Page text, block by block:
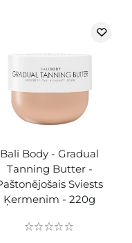
Bali Body - Gradual
Tanning Butter -
Sviests
Ķermenim - 220g